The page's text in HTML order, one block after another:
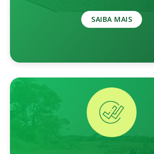
SAIBA MAIS